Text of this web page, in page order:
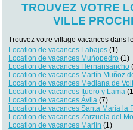
TROUVEZ VOTRE
VILLE
Trouvez votre village vacances dans
Location de vacances Labajos (1)
Location de vacances Muñopedro (1)
Location de vacances Hernansancho
Location de vacances Martín Muñoz
Location de vacances Mediana de
Location de vacances Ituero y Lama
Location de vacances Ávila (7)
Location de vacances Santa María la
Location de vacances Zarzuela del
Location de vacances Marlín (1)